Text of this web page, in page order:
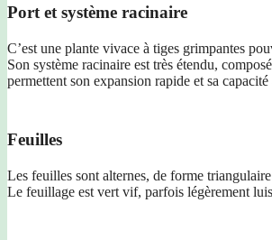
Port et système racinaire
C’est une plante vivace à tiges grimpantes
Son système racinaire est très étendu,
permettent son expansion rapide et sa
Feuilles
Les feuilles sont alternes, de forme
Le feuillage est vert vif, parfois légèrement